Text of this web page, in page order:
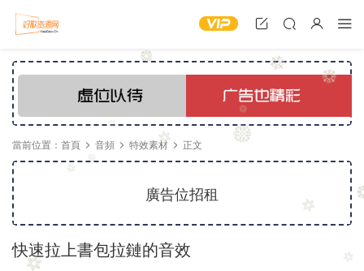
當前位置： 首頁 音頻 特效素材 正文
廣告位招租
快速拉上書包拉鏈的音效